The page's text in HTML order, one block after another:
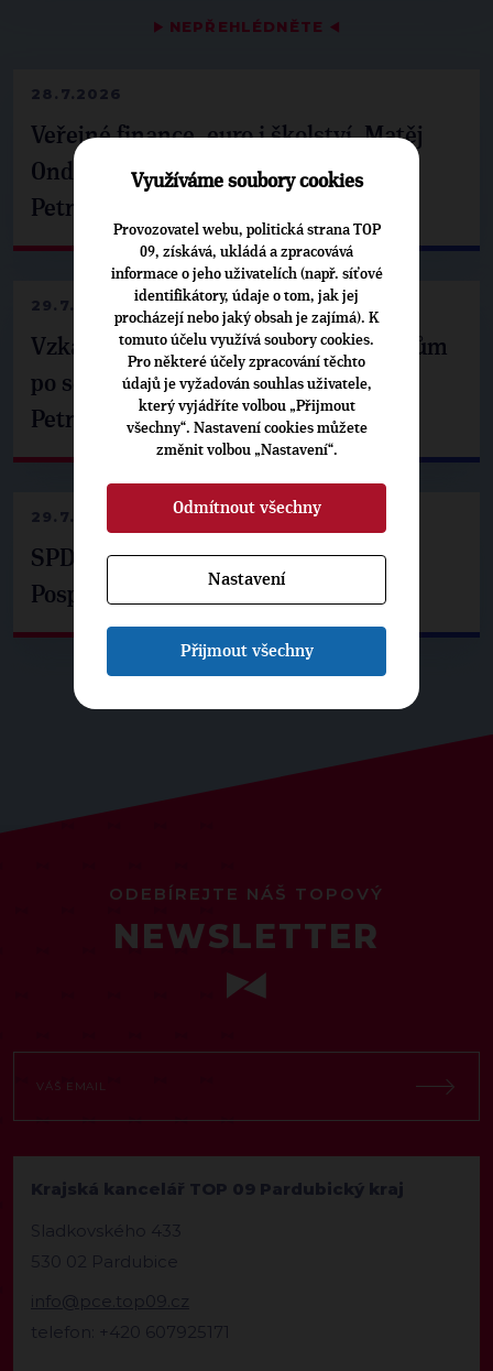
▶ NEPŘEHLÉDNĚTE ◀
28.7.2026
Veřejné finance, euro i školství. Matěj
Ondřej Havel jednal s prezidentem
Petrem Pavlem
29.7.2026
Vzkaz Matěje Ondřeje Havla příznivcům
po setkání s prezidentem republiky
Petrem Pavlem
29.7.2026
SPD už není ve zprávě o extremismu.
Pospíšil: Je tu pachuť
ODEBÍREJTE NÁŠ TOPOVÝ
NEWSLETTER
Krajská kancelář TOP 09 Pardubický kraj
Sladkovského 433
530 02 Pardubice
info@pce.top09.cz
telefon: +420 607925171
Využíváme soubory cookies
Provozovatel webu, politická strana TOP
09, získává, ukládá a zpracovává
informace o jeho uživatelích (např. síťové
identifikátory, údaje o tom, jak jej
procházejí nebo jaký obsah je zajímá). K
tomuto účelu využívá soubory cookies.
Pro některé účely zpracování těchto
údajů je vyžadován souhlas uživatele,
který vyjádříte volbou „Přijmout
všechny“. Nastavení cookies můžete
změnit volbou „Nastavení“.
Odmítnout všechny
Nastavení
Přijmout všechny